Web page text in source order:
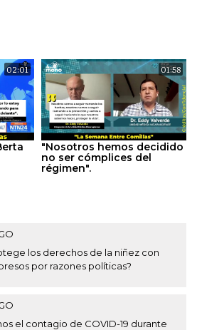
02:01 01:58
"Nosotros hemos decidido
no ser cómplices del
régimen".
los derechos de la niñez con
por razones políticas?
el contagio de COVID-19 durante